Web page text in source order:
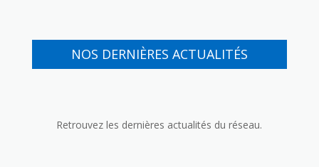
NOS DERNIÈRES ACTUALITÉS
Retrouvez les dernières actualités du réseau.